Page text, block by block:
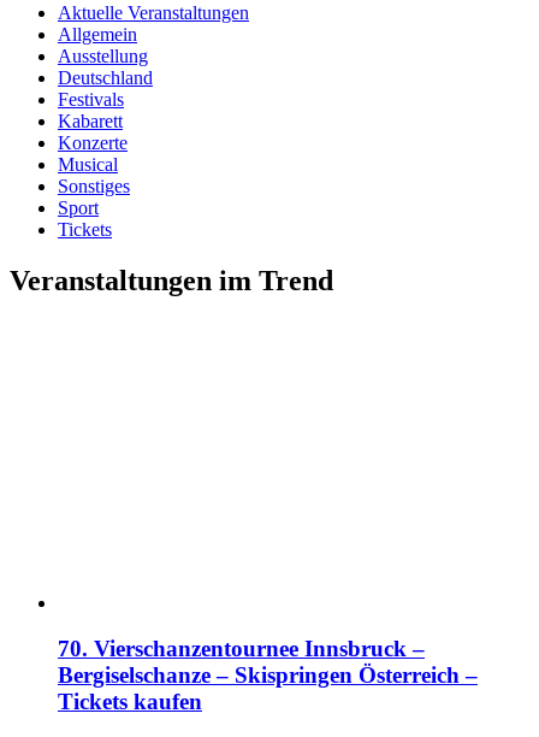
Aktuelle Veranstaltungen
Allgemein
Ausstellung
Deutschland
Festivals
Kabarett
Konzerte
Musical
Sonstiges
Sport
Tickets
Veranstaltungen im Trend
70. Vierschanzentournee Innsbruck –
Bergiselschanze – Skispringen Österreich –
Tickets kaufen